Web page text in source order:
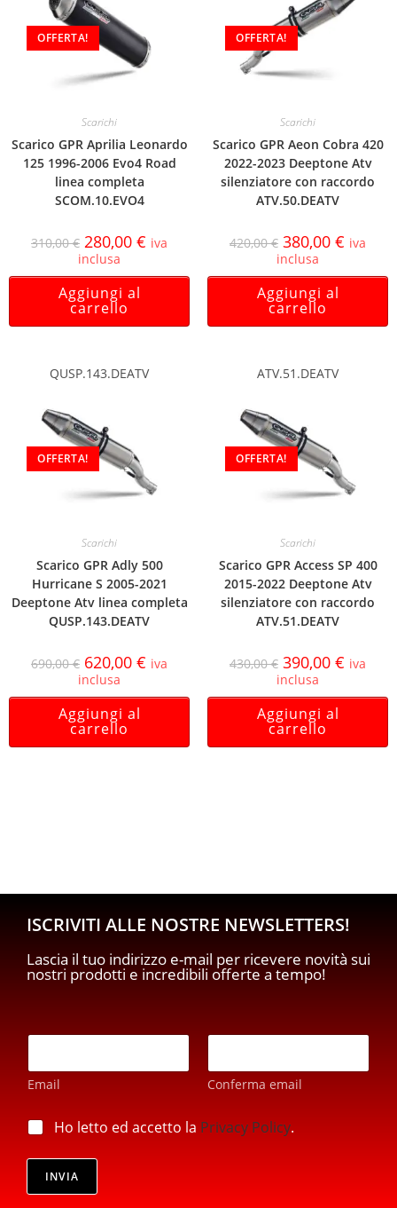
OFFERTA!
Scarichi
Scarico GPR Aprilia Leonardo
125 1996-2006 Evo4 Road
linea completa
SCOM.10.EVO4
310,00€ 280,00 € iva
inclusa
Aggiungi al
carrello
OFFERTA!
Scarichi
Scarico GPR Aeon Cobra 420
2022-2023 Deeptone Atv
silenziatore con raccordo
ATV.50.DEATV
420,00€ 380,00 € iva
inclusa
Aggiungi al
carrello
QUSP.143.DEATV
OFFERTA!
Scarichi
Scarico GPR Adly 500
Hurricane S 2005-2021
Deeptone Atv linea completa
QUSP.143.DEATV
690,00€ 620,00 € iva
inclusa
Aggiungi al
carrello
ATV.51.DEATV
OFFERTA!
Scarichi
Scarico GPR Access SP 400
2015-2022 Deeptone Atv
silenziatore con raccordo
ATV.51.DEATV
430,00€ 390,00 € iva
inclusa
Aggiungi al
carrello
ISCRIVITI ALLE NOSTRE NEWSLETTERS!
Lascia il tuo indirizzo e-mail per ricevere novità sui
nostri prodotti e incredibili offerte a tempo!
i
l
m
i
*
E
a
i
*
Email Conferma email
p
r
i
a
Ho letto ed accetto la Privacy Policy.
INVIA